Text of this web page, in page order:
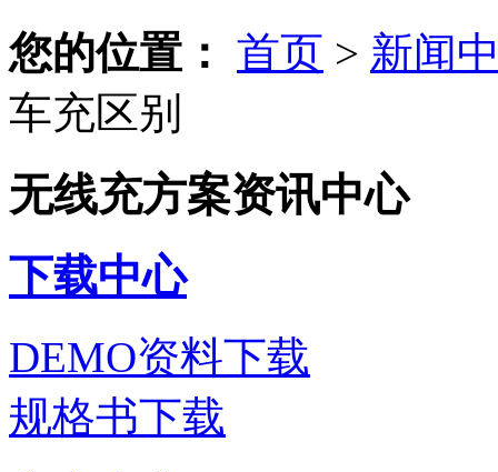
您的位置： 首页 > 新闻
车充区别
无线充方案资讯中心
下载中心
DEMO资料下载
规格书下载